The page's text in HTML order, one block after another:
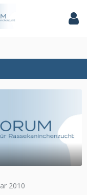
2010